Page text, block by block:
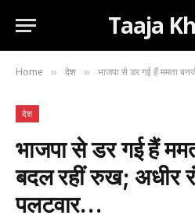
Taaja
Home » देश » भाजपा से डर गई हैं ममता बनर्जी,
देश
भाजपा से डर गई हैं
बदल रहीं रुख; अधीर
पलटवार…